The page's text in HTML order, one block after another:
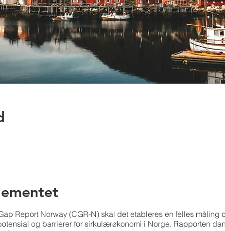
Report Norway (CGR-N) skal det etableres en felles måling
og barrierer for sirkulærøkonomi i Norge. Rapporten